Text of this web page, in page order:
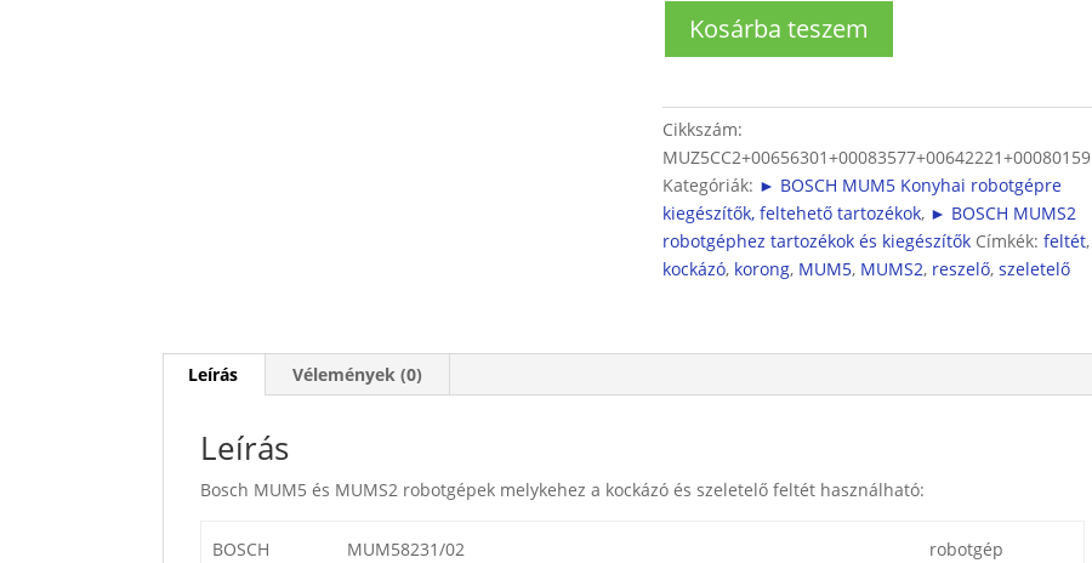
MUM5
és
MUMS2
robotgépekhez
mennyiség
Kosárba teszem
Cikkszám:
MUZ5CC2+00656301+00083577+00642221+00080159
Kategóriák: ► BOSCH MUM5 Konyhai robotgépre
kiegészítők, feltehető tartozékok, ► BOSCH MUMS2
robotgéphez tartozékok és kiegészítők Címkék:feltét,
kockázó, korong, MUM5, MUMS2, reszelő,szeletelő
Leírás Vélemények (0)
Leírás
Bosch MUM5 és MUMS2 robotgépek melykehez a kockázó és szeletelő feltét használható:
BOSCH MUM58231/02 robotgép